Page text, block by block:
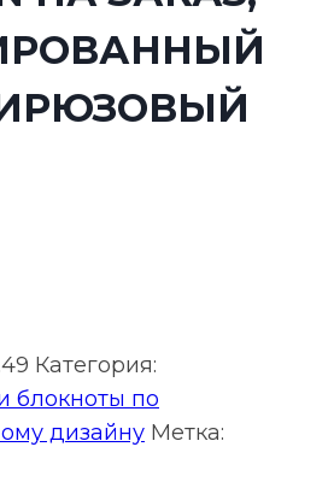
Категория:
блокноты по
дизайну Метка: